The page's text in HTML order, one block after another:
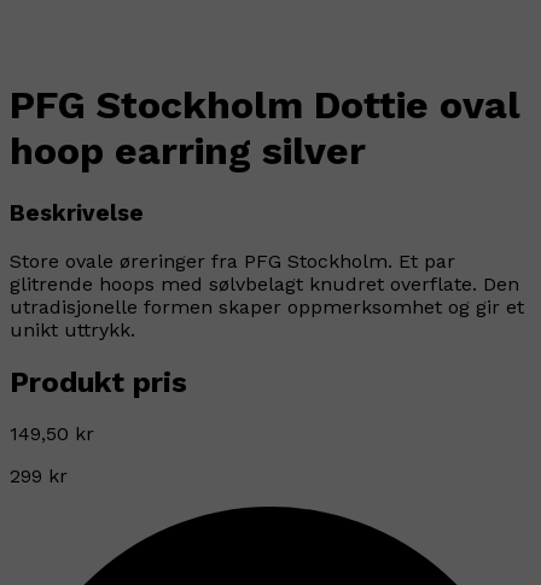
PFG Stockholm Dottie oval
hoop earring silver
Beskrivelse
Store ovale øreringer fra PFG Stockholm. Et par
glitrende hoops med sølvbelagt knudret overflate. Den
utradisjonelle formen skaper oppmerksomhet og gir et
unikt uttrykk.
Produkt pris
149,50 kr
299 kr